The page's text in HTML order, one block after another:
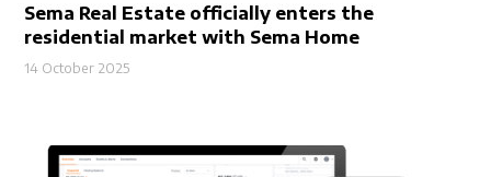
Sema Real Estate officially enters the
residential market with Sema Home
14 October 2025